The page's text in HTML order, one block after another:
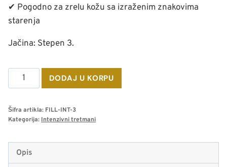
✔ Pogodno za zrelu kožu sa izraženim znakovima
starenja
Jačina: Stepen 3.
Količina
Fillerina
Densifying
tretman
DODAJ U KORPU
Šifra artikla: FILL-INT-3
Kategorija:Intenzivni tretmani
Opis